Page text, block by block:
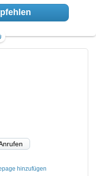
hinzufügen